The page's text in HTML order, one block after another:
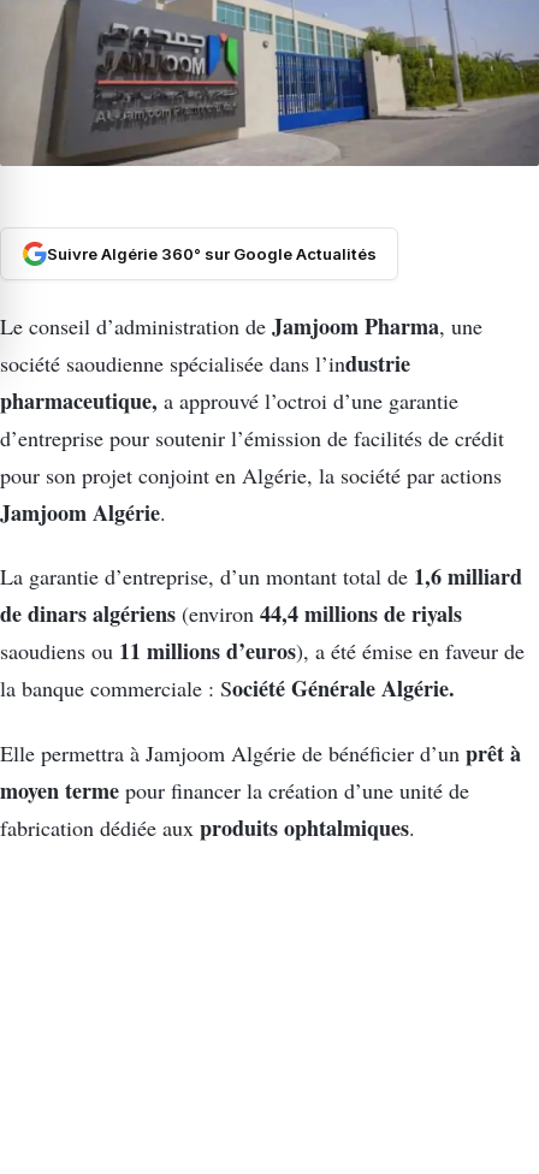
Suivre Algérie 360° sur Google Actualités
Le conseil d’administration de Jamjoom Pharma, une
société saoudienne spécialisée dans l’industrie
pharmaceutique, a approuvé l’octroi d’une garantie
d’entreprise pour soutenir l’émission de facilités de crédit
pour son projet conjoint en Algérie, la société par actions
Jamjoom Algérie.
La garantie d’entreprise, d’un montant total de 1,6 milliard
de dinars algériens (environ 44,4 millions de riyals
saoudiens ou 11 millions d’euros), a été émise en faveur de
la banque commerciale : Société Générale Algérie.
Elle permettra à Jamjoom Algérie de bénéficier d’un prêt à
moyen terme pour financer la création d’une unité de
fabrication dédiée aux produits ophtalmiques.